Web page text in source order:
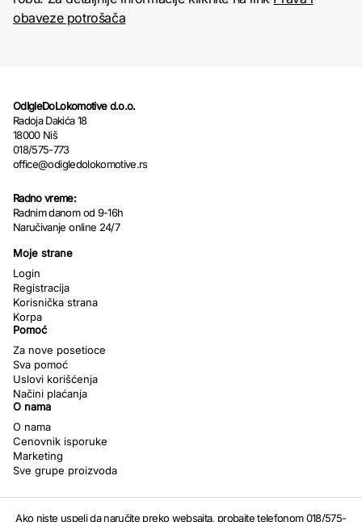
obaveze potrošača
OdIgleDoLokomotive d.o.o.
Radoja Dakića 18
18000 Niš
018/575-773
office@odigledolokomotive.rs
Radno vreme:
Radnim danom od 9-16h
Naručivanje online 24/7
Moje strane
Login
Registracija
Korisnička strana
Korpa
Pomoć
Za nove posetioce
Sva pomoć
Uslovi korišćenja
Načini plaćanja
O nama
O nama
Cenovnik isporuke
Marketing
Sve grupe proizvoda
Ako niste uspeli da naručite preko websajta, probajte telefonom 018/575-